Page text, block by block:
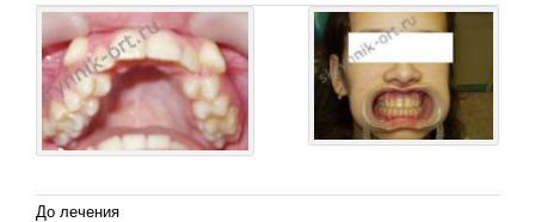
До лечения